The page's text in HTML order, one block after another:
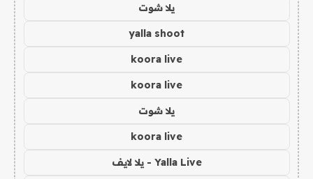
يلا شوت
yalla shoot
koora live
koora live
يلا شوت
koora live
Yalla Live - يلا لايف